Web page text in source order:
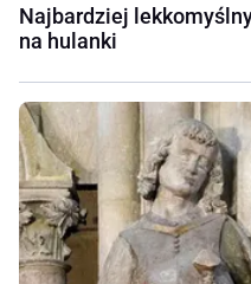
Najbardziej
na hulanki